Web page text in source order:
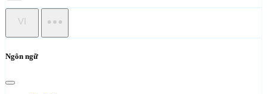
VI
Ngôn ngữ